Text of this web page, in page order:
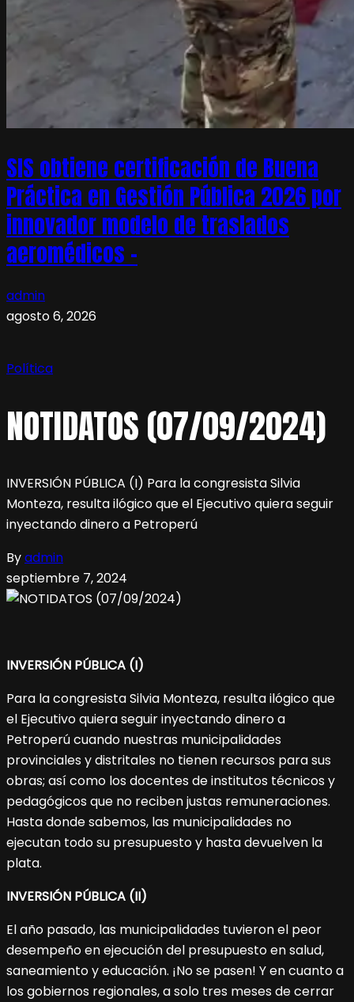
SIS obtiene certificación de Buena
Práctica en Gestión Pública 2026 por
innovador modelo de traslados
aeromédicos –
admin
agosto 6, 2026
Política
NOTIDATOS (07/09/2024)
INVERSIÓN PÚBLICA (I) Para la congresista Silvia
Monteza, resulta ilógico que el Ejecutivo quiera seguir
inyectando dinero a Petroperú
Byadmin
septiembre 7, 2024
INVERSIÓN PÚBLICA (I)
Para la congresista Silvia Monteza, resulta ilógico que
el Ejecutivo quiera seguir inyectando dinero a
Petroperú cuando nuestras municipalidades
provinciales y distritales no tienen recursos para sus
obras; así como los docentes de institutos técnicos y
pedagógicos que no reciben justas remuneraciones.
Hasta donde sabemos, las municipalidades no
ejecutan todo su presupuesto y hasta devuelven la
plata.
INVERSIÓN PÚBLICA (II)
El año pasado, las municipalidades tuvieron el peor
desempeño en ejecución del presupuesto en salud,
saneamiento y educación. ¡No se pasen! Y en cuanto a
los gobiernos regionales, a solo tres meses de cerrar